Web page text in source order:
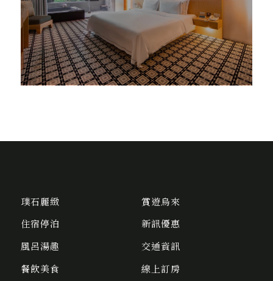
璞石麗緻
住宿停泊
風呂湯趣
餐飲美食
賞遊烏來
新訊優惠
交通資訊
線上訂房